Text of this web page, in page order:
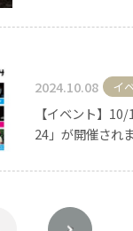
2024.10.08 イ
【イベント】
24」が開催され